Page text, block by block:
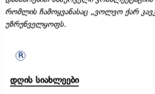
რომლის ჩამოყვანასაც „ვოლვო ქარ
უზრუნველყოფს.
დღის სიახლეები